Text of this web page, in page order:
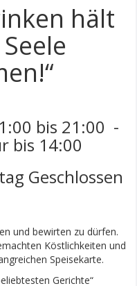
hält
bis 21:00 -
bis 14:00
Geschlossen
und bewirten zu dürfen.
Köstlichkeiten und
Speisekarte.
Gerichte“